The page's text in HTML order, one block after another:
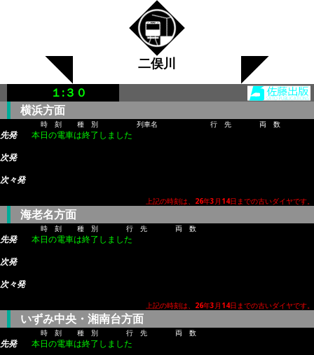
二俣川
１:３０
横浜方面
時 刻 種 別 列車名 行 先 両 数
先発
本日の電車は終了しました
次発
次々発
上記の時刻は、26年3月14日までの古いダイヤです。
海老名方面
時 刻 種 別 行 先 両 数
先発
本日の電車は終了しました
次発
次々発
上記の時刻は、26年3月14日までの古いダイヤです。
いずみ中央・湘南台方面
時 刻 種 別 行 先 両 数
先発
本日の電車は終了しました